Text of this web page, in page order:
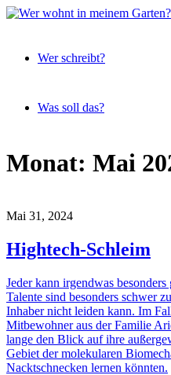
wohnt
meinem
vor der
Terrassentür
Wer schreibt?
Was soll das?
Skip
to
Monat: Mai
Mai 31, 2024
Hightech-Schleim
Jeder kann irgendwas
Talente sind besonders schwer
Inhaber nicht leiden kann. Im
Mitbewohner aus der Familie
lange den Blick auf ihre
Gebiet der molekularen
Nacktschnecken lernen könnten.